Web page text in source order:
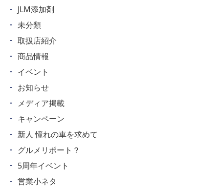
JLM添加剤
未分類
取扱店紹介
商品情報
イベント
お知らせ
メディア掲載
キャンペーン
新人 憧れの車を求めて
グルメリポート？
5周年イベント
営業小ネタ